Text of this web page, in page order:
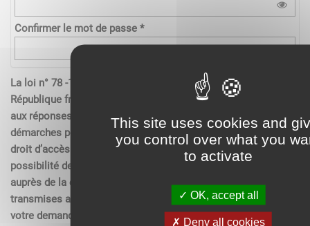
This site uses cookies and
you control over what you
to activate
OK, accept all
Deny all cookies
Confirmer le mot de passe *
La loi n° 78 -17 du 6 janvier 1978 relative à l’informatique de la
République française, aux fichiers et aux libertés s’applique
aux réponses contenues dans les demandes effectués sur les
démarches pour les personnes physiques. Elle garantit un
droit d’accès aux données nominatives les concernant et la
possibilité de rectification. Ces droits peuvent être exercés
auprès de la collectivité. Les données recueillies seront
transmises aux services compétents pour l’instruction de
votre demande.